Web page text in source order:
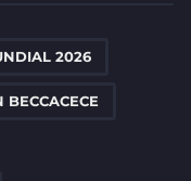
2026
BECCACECE